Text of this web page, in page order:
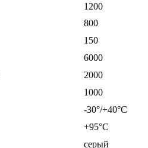
1200
800
150
6000
2000
1000
-30°/+40°С
+95°С
серый